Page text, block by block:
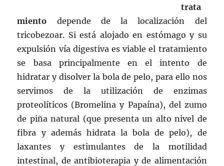
trata
miento depende de la localización del
tricobezoar. Si está alojado en estómago y su
expulsión vía digestiva es viable el tratamiento
se basa principalmente en el intento de
hidratar y disolver la bola de pelo, para ello nos
servimos de la utilización de enzimas
proteolíticos (Bromelina y Papaína), del zumo
de piña natural (que presenta un alto nivel de
fibra y además hidrata la bola de pelo), de
laxantes y estimulantes de la motilidad
intestinal, de antibioterapia y de alimentación